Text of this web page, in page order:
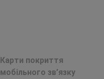
Карти покриття
мобільного зв’язку